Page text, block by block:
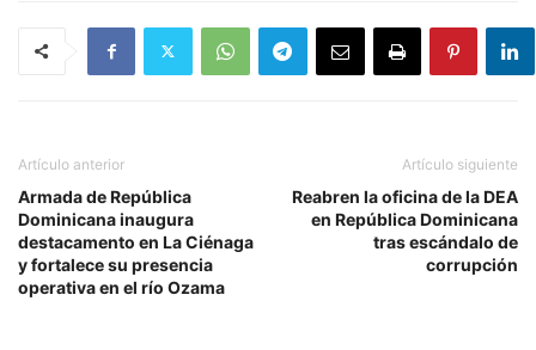
Artículo anterior
Armada de República
Dominicana inaugura
destacamento en La Ciénaga
y fortalece su presencia
operativa en el río Ozama
Artículo siguiente
Reabren la oficina de la DEA
en República Dominicana
tras escándalo de
corrupción